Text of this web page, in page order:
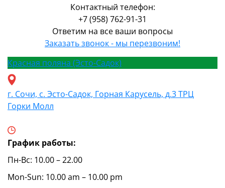
Контактный телефон:
+7 (958) 762-91-31
Ответим на все ваши вопросы
Заказать звонок - мы перезвоним!
Красная поляна (Эсто-Садок)
г. Сочи, с. Эсто-Садок, Горная Карусель, д.3 ТРЦ
Горки Молл
График работы:
Пн-Вс: 10.00 – 22.00
Mon-Sun: 10.00 am – 10.00 pm